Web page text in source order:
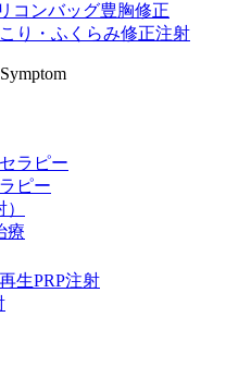
コンバッグ豊胸修正
り・ふくらみ修正注射
ラピー
ピー
療
生PRP注射